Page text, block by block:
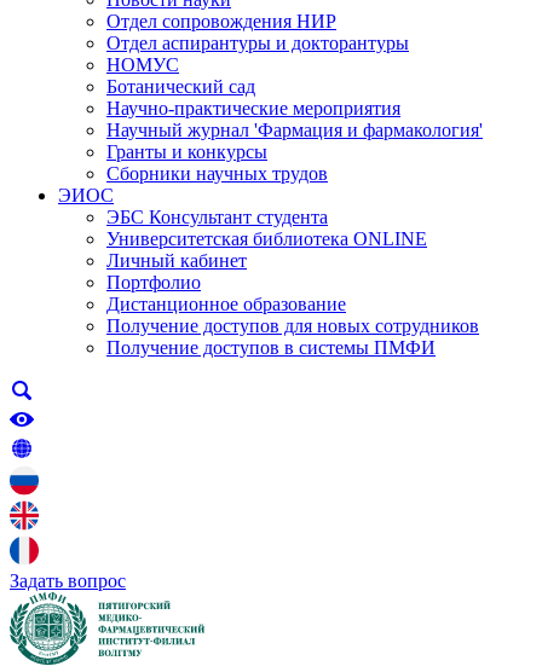
Отдел сопровождения НИР
Отдел аспирантуры и докторантуры
НОМУС
Ботанический сад
Научно-практические мероприятия
Научный журнал 'Фармация и фармакология'
Гранты и конкурсы
Сборники научных трудов
ЭИОС
ЭБС Консультант студента
Университетская библиотека ONLINE
Личный кабинет
Портфолио
Дистанционное образование
Получение доступов для новых сотрудников
Получение доступов в системы ПМФИ
Задать вопрос